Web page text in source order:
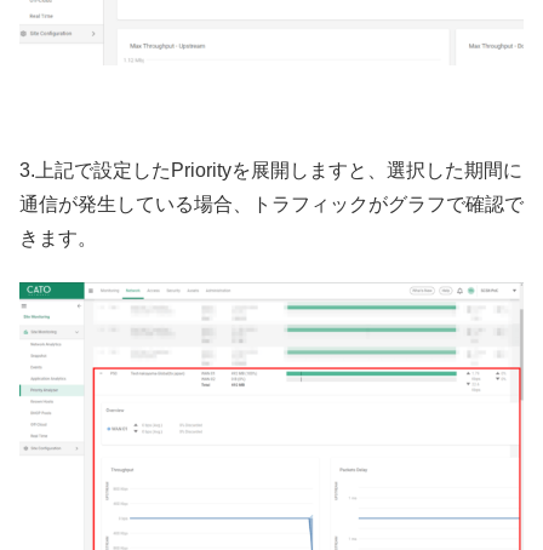
3.上記で設定したPriorityを展開しますと、選択した期間に
通信が発生している場合、トラフィックがグラフで確認で
きます。